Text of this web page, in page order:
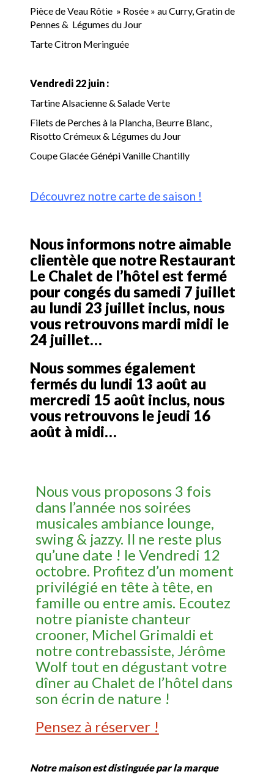
Pièce de Veau Rôtie » Rosée » au Curry, Gratin de
Pennes & Légumes du Jour
Tarte Citron Meringuée
Vendredi 22 juin :
Tartine Alsacienne & Salade Verte
Filets de Perches à la Plancha, Beurre Blanc,
Risotto Crémeux & Légumes du Jour
Coupe Glacée Génépi Vanille Chantilly
Découvrez notre carte de saison !
Nous informons notre aimable
clientèle que notre Restaurant
Le Chalet de l’hôtel est fermé
pour congés du samedi 7 juillet
au lundi 23 juillet inclus, nous
vous retrouvons mardi midi le
24 juillet…
Nous sommes également
fermés du lundi 13 août au
mercredi 15 août inclus, nous
vous retrouvons le jeudi 16
août à midi…
Nous vous proposons 3 fois
dans l’année nos soirées
musicales ambiance lounge,
swing & jazzy. Il ne reste plus
qu’une date ! le Vendredi 12
octobre. Profitez d’un moment
privilégié en tête à tête, en
famille ou entre amis. Ecoutez
notre pianiste chanteur
crooner, Michel Grimaldi et
notre contrebassiste, Jérôme
Wolf tout en dégustant votre
dîner au Chalet de l’hôtel dans
son écrin de nature !
Pensez à réserver !
Notre maison est distinguée par la marque